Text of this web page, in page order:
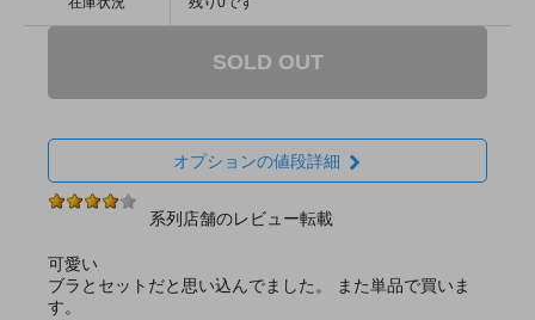
SOLD OUT
オプションの値段詳細
系列店舗のレビュー転載
可愛い
ブラとセットだと思い込んでました。 また単品で買いま
す。